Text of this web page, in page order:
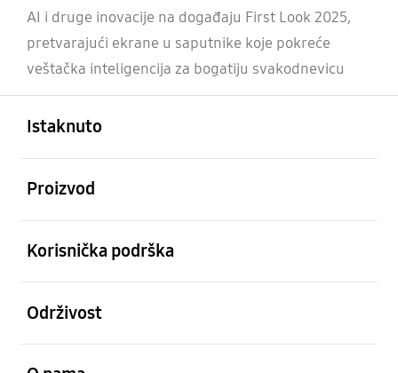
AI i druge inovacije na događaju First Look 2025,
pretvarajući ekrane u saputnike koje pokreće
veštačka inteligencija za bogatiju svakodnevicu
Istaknuto
Proizvod
Korisnička podrška
Održivost